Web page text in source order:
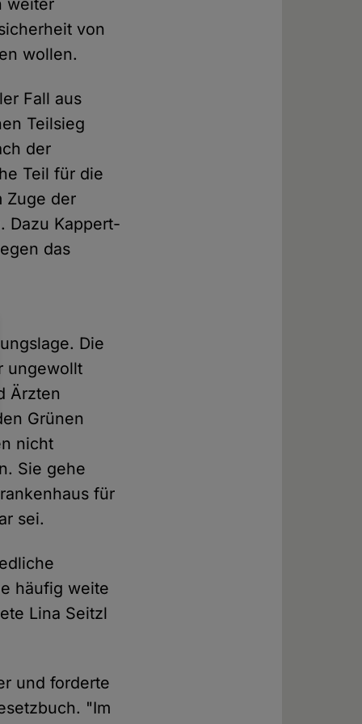
weiter
von
wollen.
Fall aus
Teilsieg
der
Teil für die
Zuge der
Dazu Kappert-
das
Die
ungewollt
Ärzten
Grünen
nicht
Sie gehe
für
sei.
häufig weite
Lina Seitzl
und forderte
"Im